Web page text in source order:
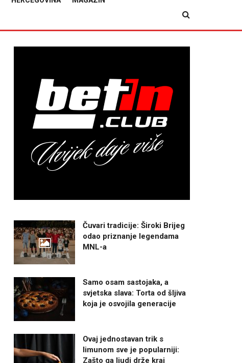
Čuvari tradicije: Široki Brijeg
odao priznanje legendama
MNL-a
Samo osam sastojaka, a
svjetska slava: Torta od šljiva
koja je osvojila generacije
Ovaj jednostavan trik s
limunom sve je popularniji:
Zašto ga ljudi drže kraj